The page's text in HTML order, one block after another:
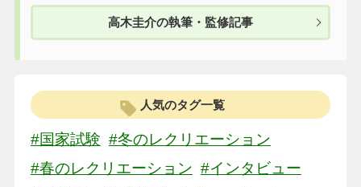
高木圭介の執筆・監修記事
人気のタグ一覧
#国家試験 #冬のレクリエーション
#春のレクリエーション #インタビュー